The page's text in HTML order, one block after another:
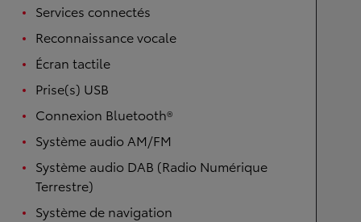
Services connectés
Reconnaissance vocale
Écran tactile
Prise(s) USB
Connexion Bluetooth®
Système audio AM/FM
Système audio DAB (Radio Numérique
Terrestre)
Système de navigation